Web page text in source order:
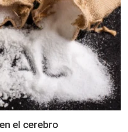
el cerebro